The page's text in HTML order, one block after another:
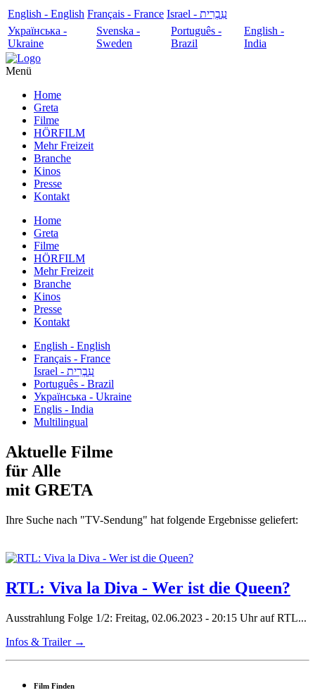
English - English Français - France
עִבְרִית - Israel
Українська -
Ukraine
Svenska -
Sweden
Português -
Brazil
English -
India
Menü
Home
Greta
Filme
HÖRFILM
Mehr Freizeit
Branche
Kinos
Presse
Kontakt
Home
Greta
Filme
HÖRFILM
Mehr Freizeit
Branche
Kinos
Presse
Kontakt
English - English
Français - France
עִבְרִית - Israel
Português - Brazil
Українська - Ukraine
Englis - India
Multilingual
Aktuelle Filme
für Alle
mit GRETA
Ihre Suche nach "TV-Sendung" hat folgende Ergebnisse geliefert:
RTL: Viva la Diva - Wer ist die Queen?
Ausstrahlung Folge 1/2: Freitag, 02.06.2023 - 20:15 Uhr auf RTL...
Infos & Trailer →
Film Finden